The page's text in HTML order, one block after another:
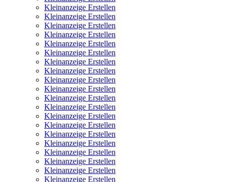
Kleinanzeige Erstellen
Kleinanzeige Erstellen
Kleinanzeige Erstellen
Kleinanzeige Erstellen
Kleinanzeige Erstellen
Kleinanzeige Erstellen
Kleinanzeige Erstellen
Kleinanzeige Erstellen
Kleinanzeige Erstellen
Kleinanzeige Erstellen
Kleinanzeige Erstellen
Kleinanzeige Erstellen
Kleinanzeige Erstellen
Kleinanzeige Erstellen
Kleinanzeige Erstellen
Kleinanzeige Erstellen
Kleinanzeige Erstellen
Kleinanzeige Erstellen
Kleinanzeige Erstellen
Kleinanzeige Erstellen